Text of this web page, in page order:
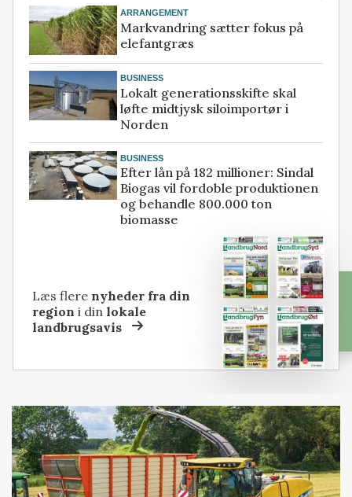
ARRANGEMENT
Markvandring sætter fokus på
elefantgræs
BUSINESS
Lokalt generationsskifte skal
løfte midtjysk siloimportør i
Norden
BUSINESS
Efter lån på 182 millioner: Sindal
Biogas vil fordoble produktionen
og behandle 800.000 ton
biomasse
Læs flere nyheder fra din
region i dinlokale
landbrugsavis